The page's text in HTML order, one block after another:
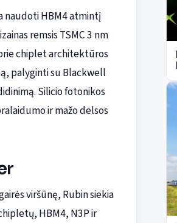
naudoti HBM4 atmintį
remsis TSMC 3 nm
chiplet architektūros
palyginti su Blackwell
Silicio fotonikos
ir mažo delsos
viršūnę, Rubin siekia
HBM4, N3P ir